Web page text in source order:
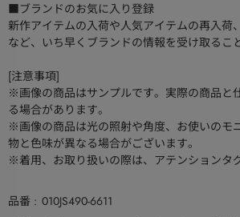
■ブランドのお気に入り登録
新作アイテムの入荷や人気アイテムの再入荷
など、いち早くブランドの情報を受け取るこ
[注意事項]
※画像の商品はサンプルです。実際の商品と
る場合があります。
※画像の商品は光の照射や角度、お使いのモ
物と色味が異なる場合がございます。
※着用、お取り扱いの際は、アテンションタ
品番
010JS490-6611